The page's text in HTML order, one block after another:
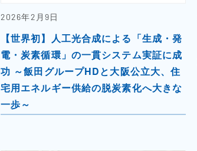
2026年2月9日
【世界初】人工光合成による「生成・発
電・炭素循環」の一貫システム実証に成
功 ～飯田グループHDと大阪公立大、住
宅用エネルギー供給の脱炭素化へ大きな
一歩～